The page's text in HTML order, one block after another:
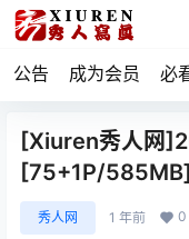
公告 成为会员 必
[Xiuren秀人网
[75+1P/585MB]
秀人网 1 年前 0